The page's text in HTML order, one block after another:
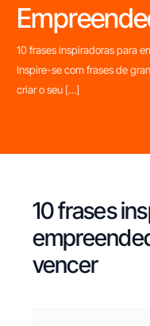
10 frases inspiradoras para
Inspire-se com frases de
criar o seu […]
10 frases
vencer